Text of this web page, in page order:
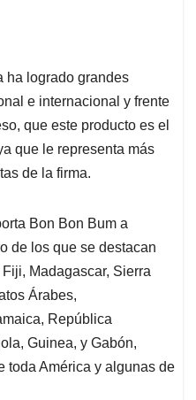
ha logrado grandes
e internacional y frente
que este producto es el
que le representa más
de la firma.
Bon Bon Bum a
de los que se destacan
Madagascar, Sierra
Árabes,
República
Guinea, y Gabón,
toda América y algunas de